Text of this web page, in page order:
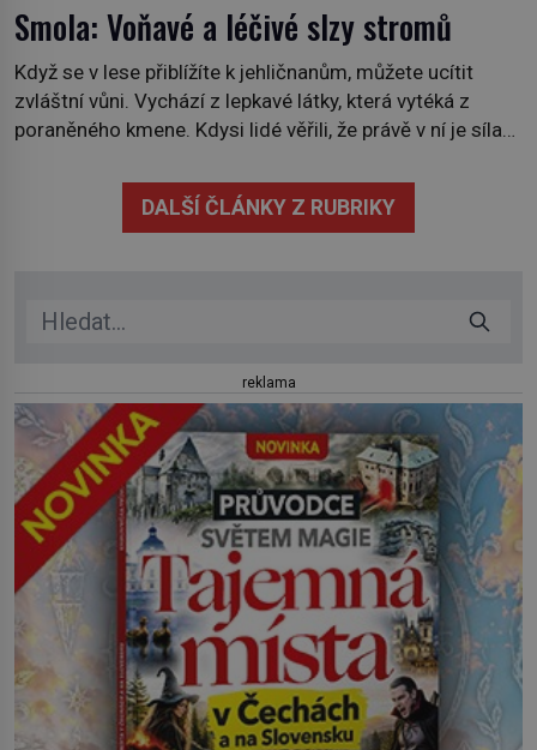
Smola: Voňavé a léčivé slzy stromů
Když se v lese přiblížíte k jehličnanům, můžete ucítit
zvláštní vůni. Vychází z lepkavé látky, která vytéká z
poraněného kmene. Kdysi lidé věřili, že právě v ní je síla
lidstvo pracovalo. Chrání strom před infekcí, hmyzem a
vysycháním. Dá se říct, že je to přírodní […]
DALŠÍ ČLÁNKY Z RUBRIKY
reklama